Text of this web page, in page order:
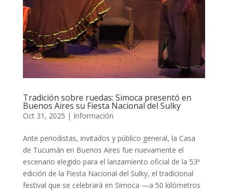
Tradición sobre ruedas: Simoca presentó en
Buenos Aires su Fiesta Nacional del Sulky
Oct 31, 2025 | Información
Ante periodistas, invitados y público general, la Casa
de Tucumán en Buenos Aires fue nuevamente el
escenario elegido para el lanzamiento oficial de la 53ª
edición de la Fiesta Nacional del Sulky, el tradicional
festival que se celebrará en Simoca —a 50 kilómetros